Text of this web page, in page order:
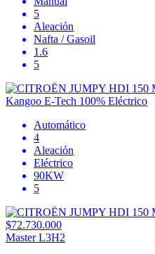
5
Aleación
Nafta / Gasoil
1.6
5
Kangoo E-Tech 100% Eléctrico
Automático
4
Aleación
Eléctrico
90KW
5
$72.730.000
Master L3H2